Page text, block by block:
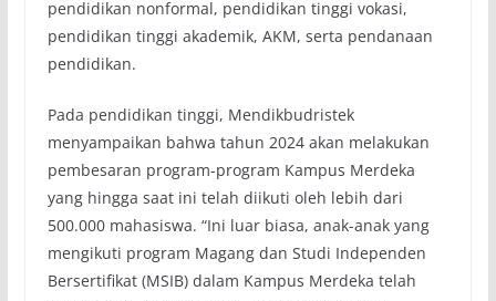
pendidikan nonformal, pendidikan tinggi vokasi,
pendidikan tinggi akademik, AKM, serta pendanaan
pendidikan.
Pada pendidikan tinggi, Mendikbudristek
menyampaikan bahwa tahun 2024 akan melakukan
pembesaran program-program Kampus Merdeka
yang hingga saat ini telah diikuti oleh lebih dari
500.000 mahasiswa. “Ini luar biasa, anak-anak yang
mengikuti program Magang dan Studi Independen
Bersertifikat (MSIB) dalam Kampus Merdeka telah